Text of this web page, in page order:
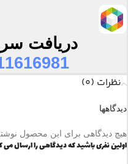
دریافت
نظرات (0)
دیدگاهها
هیچ دیدگاهی برای این محصول
اولین نفری باشید که دیدگاهی را ارسال می